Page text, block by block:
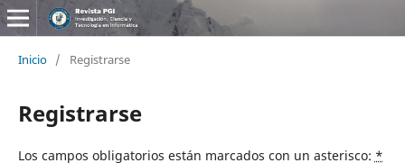
Inicio / Registrarse
Registrarse
Los campos obligatorios están marcados con un asterisco: *